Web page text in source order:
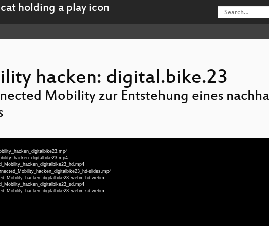
hacken: digital.bike.23
Mobility zur Entstehung eines
slides.mp4
hd.webm
sd.webm